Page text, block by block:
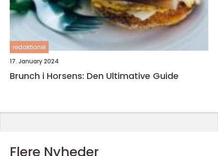
redaktionel
17. January 2024
Brunch i Horsens: Den Ultimative Guide
Flere Nyheder